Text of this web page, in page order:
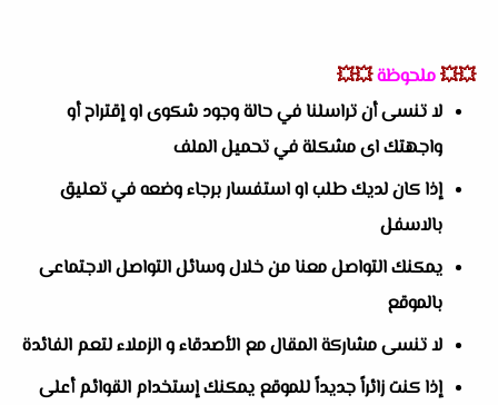
💥💥ملحوظة💥💥
لا تنسى أن تراسلنا في حالة وجود شكوى او إقتراح أو
واجهتك اى مشكلة في تحميل الملف
إذا كان لديك طلب او استفسار برجاء وضعه في تعليق
بالاسفل
يمكنك التواصل معنا من خلال وسائل التواصل الاجتماعى
بالموقع
لا تنسى مشاركة المقال مع الأصدقاء و الزملاء لتعم الفائدة
إذا كنت زائراً جديداً للموقع يمكنك إستخدام القوائم أعلى